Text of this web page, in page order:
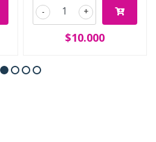
+
-
$10.000